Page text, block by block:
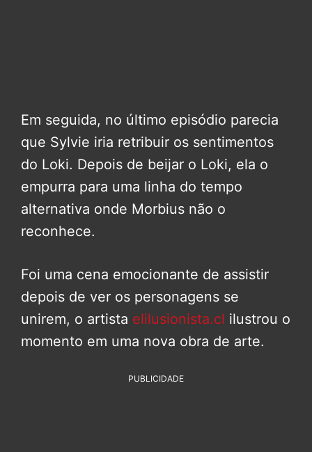
Em seguida, no último episódio parecia
que Sylvie iria retribuir os sentimentos
do Loki. Depois de beijar o Loki, ela o
empurra para uma linha do tempo
alternativa onde Morbius não o
reconhece.
Foi uma cena emocionante de assistir
depois de ver os personagens se
unirem, o artista elilusionista.cl ilustrou o
momento em uma nova obra de arte.
PUBLICIDADE